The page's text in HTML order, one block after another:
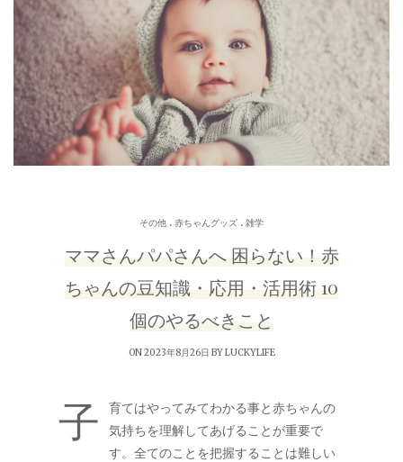
その他 . 赤ちゃんグッズ . 雑学
ママさんパパさんへ 困らない！赤
ちゃんの豆知識・応用・活用術 10
個のやるべきこと
ON 2023年8月26日 BYLUCKYLIFE
子
育てはやってみてわかる事と赤ちゃんの
気持ちを理解してあげることが重要で
す。全てのことを把握することは難しい